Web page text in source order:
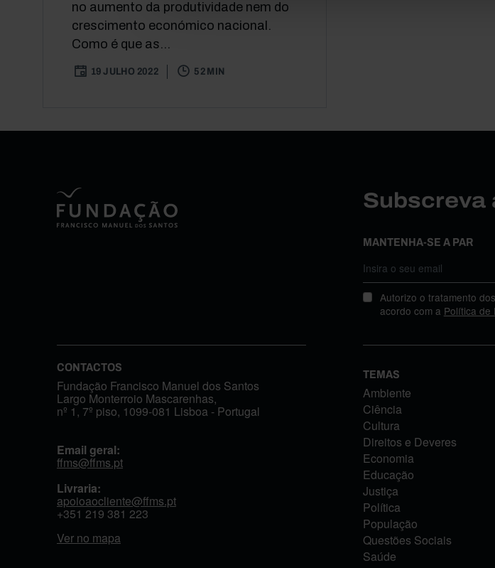
no aumento da produtividade nem do
crescimento económico nacional.
Como é que as...
19 JULHO 2022 52 MIN
Subscreva
MANTENHA-SE A PAR
Autorizo o tratamento
acordo com a Política de
CONTACTOS
Fundação Francisco Manuel dos Santos
Largo Monterroio Mascarenhas,
nº 1, 7º piso, 1099-081 Lisboa - Portugal
Email geral:
ffms@ffms.pt
Livraria:
apoioaocliente@ffms.pt
+351 219 381 223
Ver no mapa
TEMAS
Ambiente
Ciência
Cultura
Direitos e Deveres
Economia
Educação
Justiça
Política
População
Questões Sociais
Saúde